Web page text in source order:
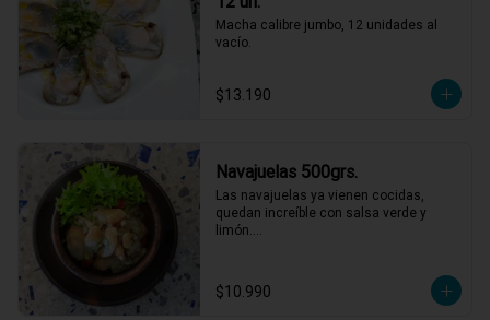
Macha calibre jumbo, 12 unidades al
vacío.
$13.190
Navajuelas 500grs.
Las navajuelas ya vienen cocidas,
quedan increíble con salsa verde y
limón.
$10.990